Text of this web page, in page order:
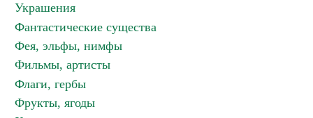
Украшения
Фантастические существа
Фея, эльфы, нимфы
Фильмы, артисты
Флаги, гербы
Фрукты, ягоды